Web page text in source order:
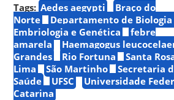
Tags: Aedes aegypti
Braço do
Norte
Departamento de
Embriologia e Genética
febre
amarela
Haemagogus
Grandes
Rio Fortuna
Santa
Lima
São Martinho
Secretaria
Saúde
UFSC
Universidade
Catarina